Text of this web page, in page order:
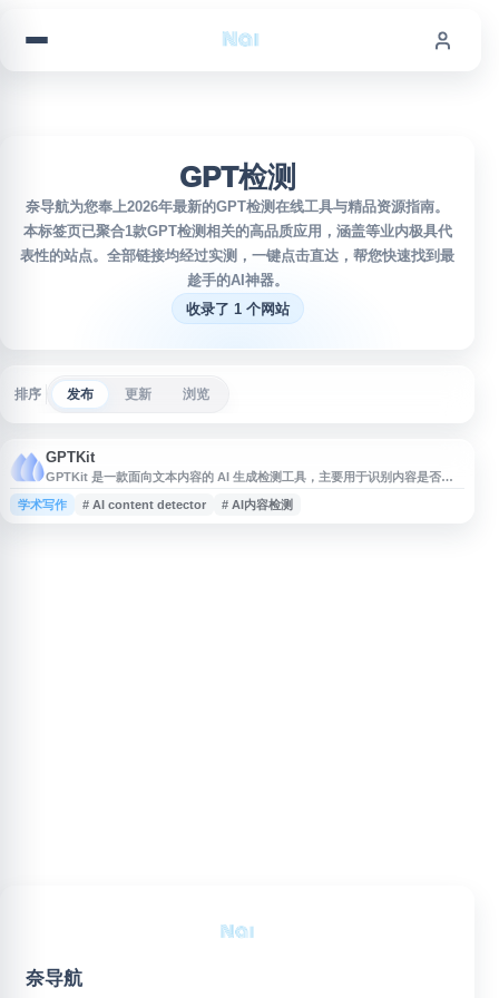
GPT检测
奈导航为您奉上2026年最新的GPT检测在线工具与精品资源指南。
本标签页已聚合1款GPT检测相关的高品质应用，涵盖等业内极具代
表性的站点。全部链接均经过实测，一键点击直达，帮您快速找到最
趁手的AI神器。
收录了 1 个网站
排序 发布 更新 浏览
GPTKit
GPTKit 是一款面向文本内容的 AI 生成检测工具，主要用于识别内容是否可
能由 ChatGPT、GPT-2、GPT-3 等语言模型生成。该网站提供 AI 内容检
测、ChatGPT 文本检测、GPT 输出检测等功能，适用于文章、论文、网页内
学术写作 # AI content detector # AI内容检测
奈导航